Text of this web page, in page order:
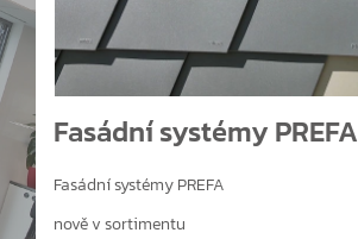
Fasádní systémy PREFA
Fasádní systémy PREFA
nově v sortimentu